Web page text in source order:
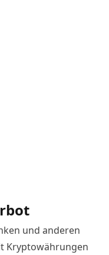
und anderen
Kryptowährungen